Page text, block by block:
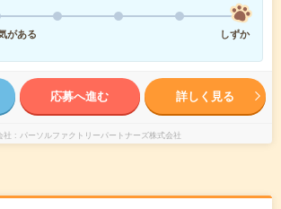
がある
しずか
応募へ進む 詳しく見る
社 パーソルファクトリーパートナーズ株式会社